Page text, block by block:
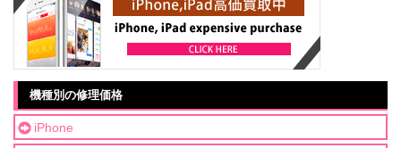
機種別の修理価格
iPhone